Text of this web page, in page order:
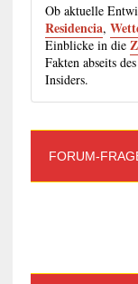
Ob aktuelle
Residencia,
Einblicke in die
Fakten abseits
Insiders.
FORUM-